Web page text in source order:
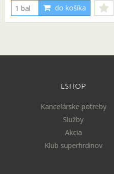
do košíka
ESHOP
Kancelárske potreby
Služby
Akcia
Klub superhrdinov